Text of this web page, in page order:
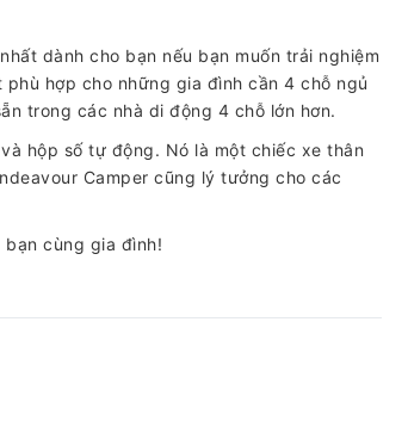
dành cho bạn nếu bạn muốn trải nghiệm
hợp cho những gia đình cần 4 chỗ ngủ
trong các nhà di động 4 chỗ lớn hơn.
hộp số tự động. Nó là một chiếc xe thân
Camper cũng lý tưởng cho các
cùng gia đình!